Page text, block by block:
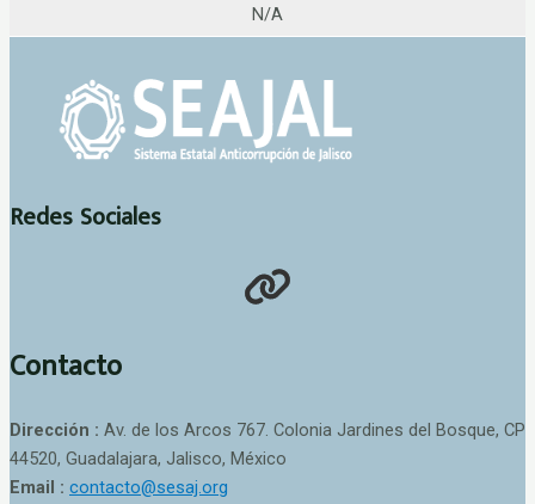
N/A
Redes Sociales
Contacto
Dirección : Av. de los Arcos 767. Colonia Jardines del Bosque, CP
44520, Guadalajara, Jalisco, México
Email : contacto@sesaj.org